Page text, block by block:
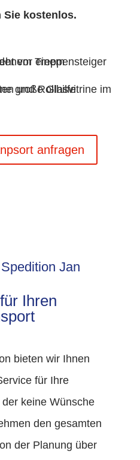
Sie kostenlos.
anfragen
Jan
Ihren
bieten wir Ihnen
für Ihre
keine Wünsche
den gesamten
der Planung über